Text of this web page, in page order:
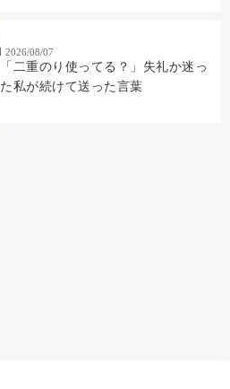
2026/08/07
「二重のり使ってる？」失礼か迷っ
た私が続けて送った言葉